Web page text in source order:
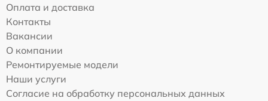
Оплата и доставка
Контакты
Вакансии
О компании
Ремонтируемые модели
Наши услуги
Согласие на обработку персональных данных